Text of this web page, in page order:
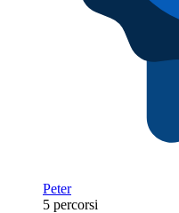
Peter
5 percorsi